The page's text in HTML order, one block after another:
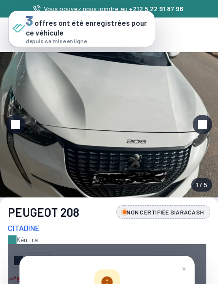
Vous pouvez nous joindre au +212 5 22 91 87 96
1 / 5
PEUGEOT 208 NON CERTIFIÉE SIARACASH
CITADINE
Kénitra
×
Partager
9 autres personnes sont intéressées
3 offres ont été enregistrées pour
ce véhicule
depuis sa mise en ligne